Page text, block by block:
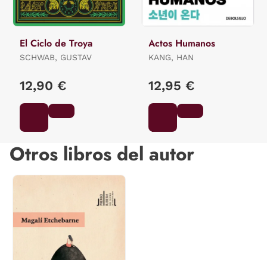
El Ciclo de Troya
SCHWAB, GUSTAV
12,90 €
Actos Humanos
KANG, HAN
12,95 €
Otros libros del autor